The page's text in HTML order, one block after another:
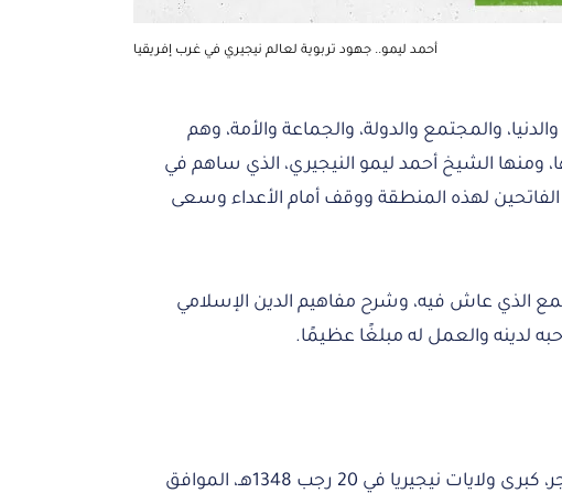
أحمد ليمو.. جهود تربوية لعالم نيجيري في غرب إفريقيا
والمجتمع والدولة، والجماعة والأمة، وهم
ومنها الشيخ أحمد ليمو النيجيري، الذي ساهم في
الفاتحين لهذه المنطقة ووقف أمام الأعداء وسعى
الذي عاش فيه، وشرح مفاهيم الدين الإسلامي
لدينه والعمل له مبلغًا عظيمًا.
وُلِدَ شيخ أحمد أبو بكر ليمو في ليمو بولاية نيجر، كبرى ولايات نيجيريا في 20 رجب 1348هـ، الموافق